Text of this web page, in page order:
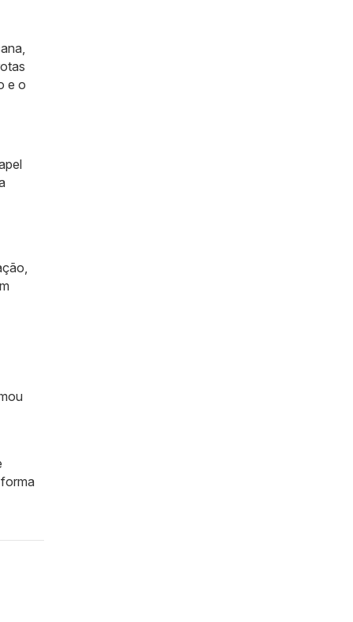
e o